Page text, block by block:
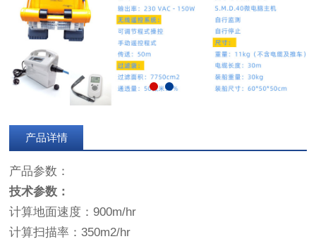
产品详情
产品参数：
技术参数：
计算地面速度：900m/hr
计算扫描率：350m2/hr